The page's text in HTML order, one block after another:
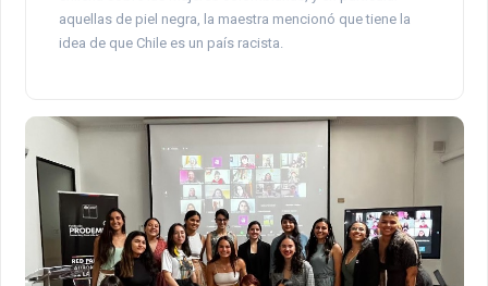
aquellas de piel negra, la maestra mencionó que tiene la
idea de que Chile es un país racista.